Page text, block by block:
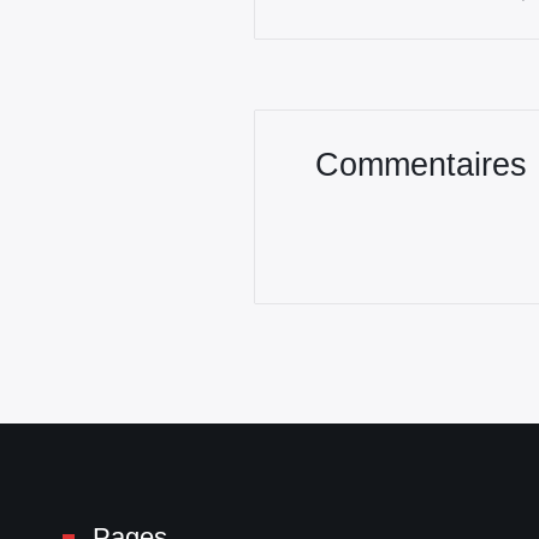
Commentaires